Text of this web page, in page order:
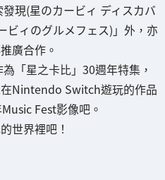
現(星のカービィ ディスカバ
ビィのグルメフェス)」外，亦
廣合作。
「星之卡比」30週年特集，
Nintendo Switch遊玩的作品
Fest影像吧。
世界裡吧！